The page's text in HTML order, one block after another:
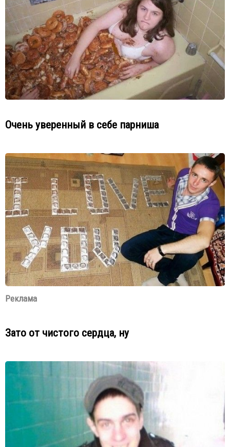
Очень уверенный в себе парниша
Реклама
Зато от чистого сердца, ну